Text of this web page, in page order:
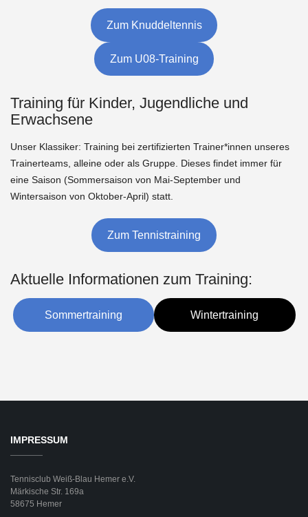
Zum Knuddeltennis
Zum U08-Training
Training für Kinder, Jugendliche und
Erwachsene
Unser Klassiker: Training bei zertifizierten Trainer*innen unseres
Trainerteams, alleine oder als Gruppe. Dieses findet immer für
eine Saison (Sommersaison von Mai-September und
Wintersaison von Oktober-April) statt.
Zum Tennistraining
Aktuelle Informationen zum Training:
Sommertraining Wintertraining
IMPRESSUM
Tennisclub Weiß-Blau Hemer e.V.
Märkische Str. 169a
58675 Hemer